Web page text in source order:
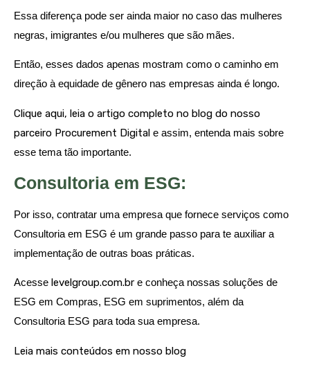
Essa diferença pode ser ainda maior no caso das mulheres
negras, imigrantes e/ou mulheres que são mães.
Então, esses dados apenas mostram como o caminho em
direção à equidade de gênero nas empresas ainda é longo.
Clique aqui, leia o artigo completo no blog do nosso
parceiro Procurement Digital e assim, entenda mais sobre
esse tema tão importante.
Consultoria em ESG:
Por isso, contratar uma empresa que fornece serviços como
Consultoria em ESG é um grande passo para te auxiliar a
implementação de outras boas práticas.
Acesse levelgroup.com.br e conheça nossas soluções de
ESG em Compras, ESG em suprimentos, além da
Consultoria ESG para toda sua empresa.
Leia mais conteúdos em nosso blog